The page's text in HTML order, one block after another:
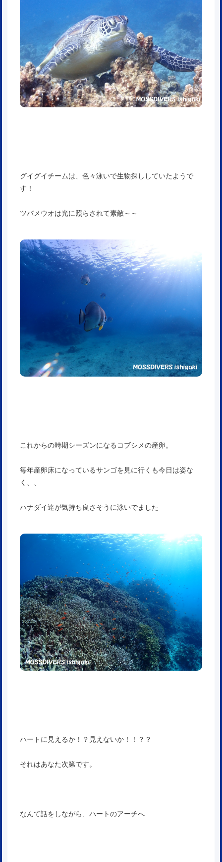
グイグイチームは、色々泳いで生物探ししていたようで
す！
ツバメウオは光に照らされて素敵～～
これからの時期シーズンになるコブシメの産卵。
毎年産卵床になっているサンゴを見に行くも今日は姿な
く、、
ハナダイ達が気持ち良さそうに泳いでました
ハートに見えるか！？見えないか！！？？
それはあなた次第です。
なんて話をしながら、ハートのアーチへ